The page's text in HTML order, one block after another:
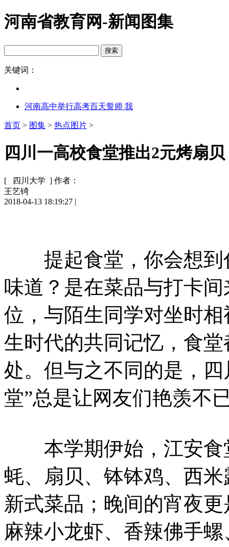
河南省教育网-新闻图集
关键词：
河南高中举行高考百天誓师 我
首页 > 图集 > 热点图片 >
四川一高校食堂推出2元烤扇
[ 四川大学 ] 作者：
王艺锜
2018-04-13 18:19:27 |
提起食堂，你会想到
味道？是在菜品与打卡
位，与陌生同学对坐时
生时代的共同记忆，食
处。但与之不同的是，
堂”总是让网友们艳羡不
本学期伊始，江安食
蚝、扇贝、钵钵鸡、西
新式菜品；晚间的宵夜
麻辣小龙虾、香辣佛手